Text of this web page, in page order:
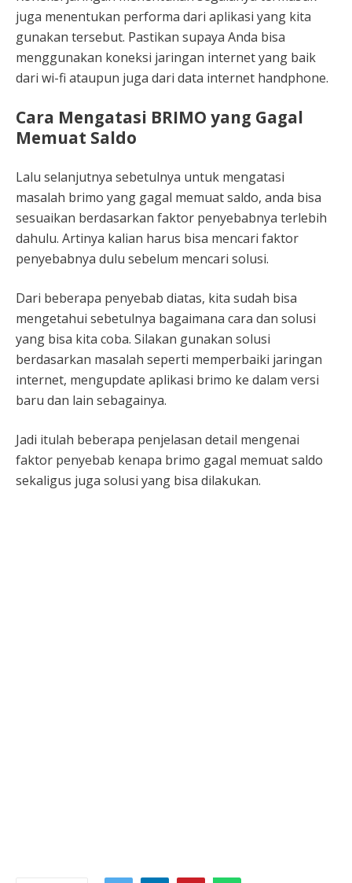
juga menentukan performa dari aplikasi yang kita
gunakan tersebut. Pastikan supaya Anda bisa
menggunakan koneksi jaringan internet yang baik
dari wi-fi ataupun juga dari data internet handphone.
Cara Mengatasi BRIMO yang Gagal
Memuat Saldo
Lalu selanjutnya sebetulnya untuk mengatasi
masalah brimo yang gagal memuat saldo, anda bisa
sesuaikan berdasarkan faktor penyebabnya terlebih
dahulu. Artinya kalian harus bisa mencari faktor
penyebabnya dulu sebelum mencari solusi.
Dari beberapa penyebab diatas, kita sudah bisa
mengetahui sebetulnya bagaimana cara dan solusi
yang bisa kita coba. Silakan gunakan solusi
berdasarkan masalah seperti memperbaiki jaringan
internet, mengupdate aplikasi brimo ke dalam versi
baru dan lain sebagainya.
Jadi itulah beberapa penjelasan detail mengenai
faktor penyebab kenapa brimo gagal memuat saldo
sekaligus juga solusi yang bisa dilakukan.